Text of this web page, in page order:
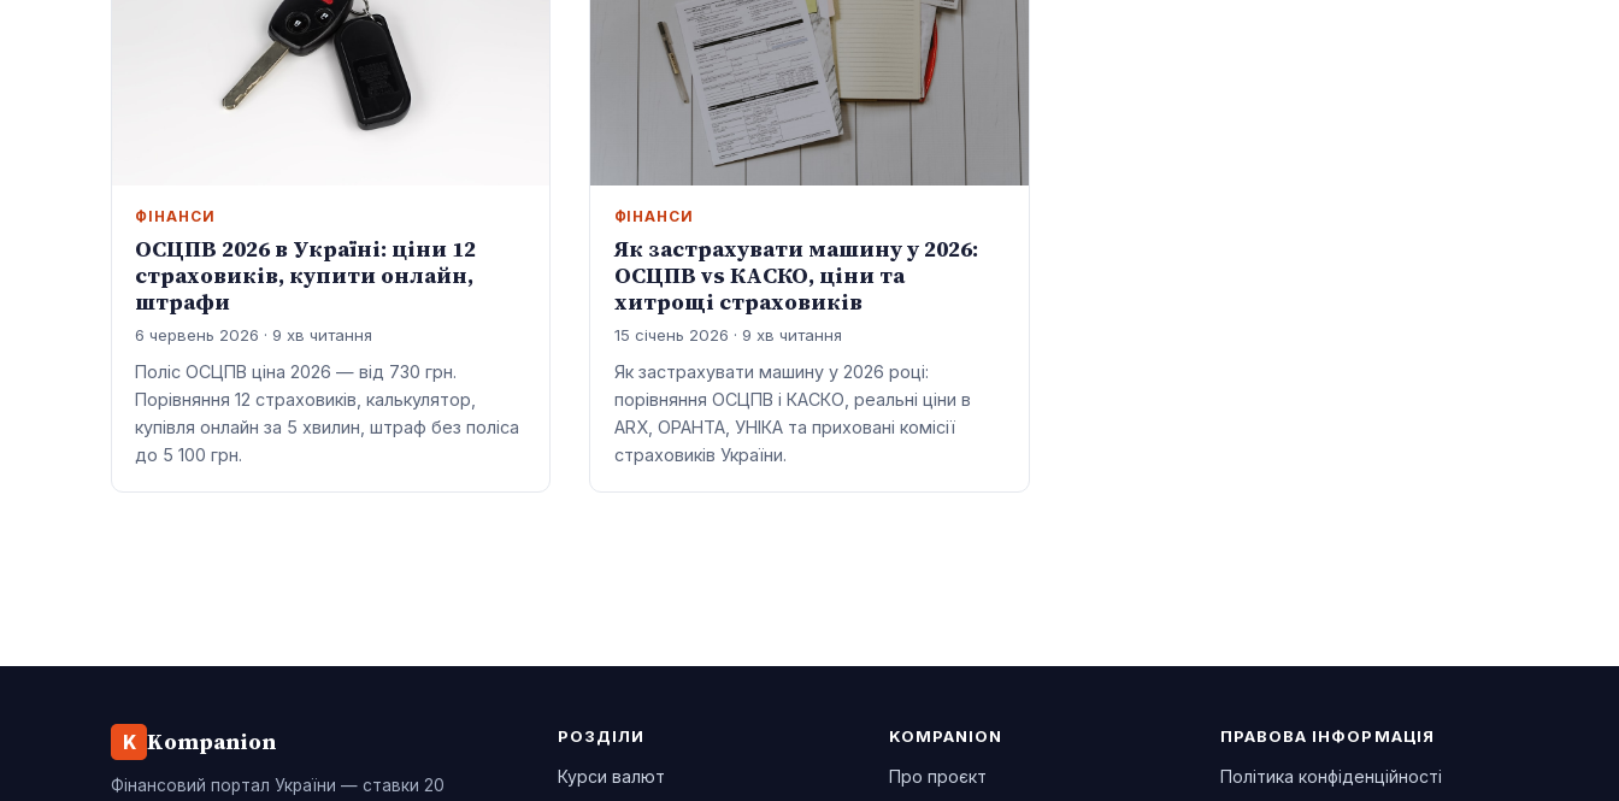
ФІНАНСИ
ОСЦПВ 2026 в Україні: ціни 12
страховиків, купити онлайн,
штрафи
6 червень 2026 · 9 хв читання
Поліс ОСЦПВ ціна 2026 — від 730 грн.
Порівняння 12 страховиків, калькулятор,
купівля онлайн за 5 хвилин, штраф без поліса
до 5 100 грн.
ФІНАНСИ
Як застрахувати машину у 2026:
ОСЦПВ vs КАСКО, ціни та
хитрощі страховиків
15 січень 2026 · 9 хв читання
Як застрахувати машину у 2026 році:
порівняння ОСЦПВ і КАСКО, реальні ціни в
ARX, ОРАНТА, УНІКА та приховані комісії
страховиків України.
K Kompanion
Фінансовий портал України — ставки 20
РОЗДІЛИ
Курси валют
KOMPANION
Про проєкт
ПРАВОВА ІНФОРМАЦІЯ
Політика конфіденційності